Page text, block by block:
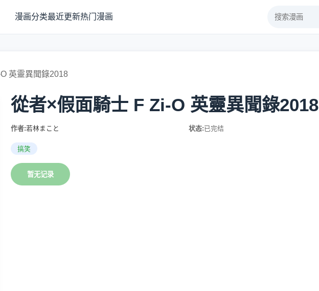
漫画分类最近更新热门漫画
英靈異聞錄2018
從者×假面騎士 F Zi-O 英靈異聞錄2018
作者:若林まこと 状态:已完结
搞笑
暂无记录